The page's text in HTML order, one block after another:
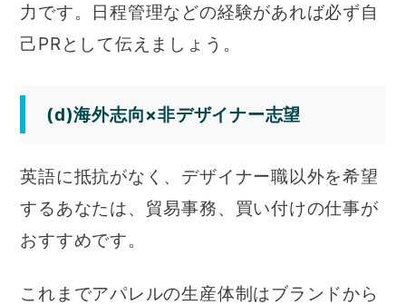
力です。日程管理などの経験があれば必ず自
己PRとして伝えましょう。
(d)海外志向×非デザイナー志望
英語に抵抗がなく、デザイナー職以外を希望
するあなたは、貿易事務、買い付けの仕事が
おすすめです。
これまでアパレルの生産体制はブランドから